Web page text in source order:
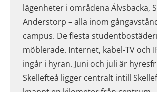
lägenheter i områdena Älvsbacka,
Anderstorp – alla inom
campus. De flesta
möblerade. Internet, kabel-TV och
ingår i hyran. Juni och juli är
Skellefteå ligger centralt intill